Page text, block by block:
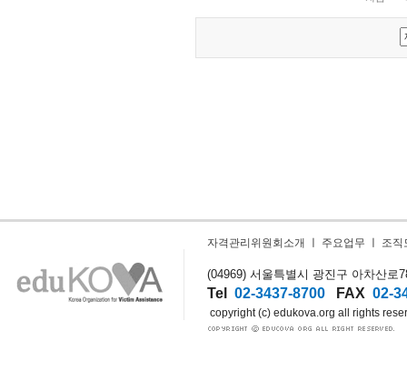
자격관리위원회소개 주요업무 조직
(04969) 서울특별시 광진구 아차산로
Tel 02-3437-8700 FAX 02-
copyright (c) edukova.org all rights